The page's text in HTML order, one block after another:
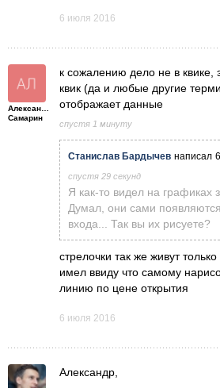
6 июля 2016
Александр
Самарин
к сожалению дело не в квике,
квик (да и любые другие
отображает данные
спустя 1 минуту
Станислав Бардычев написал
спустя 29 секунд
Я как-то видел на графиках
Думал, они сами
входа... Так вы их рисуете?
стрелочки так же живут
имел ввиду что самому
линию по цене открытия
6 июля 2016
Александр,